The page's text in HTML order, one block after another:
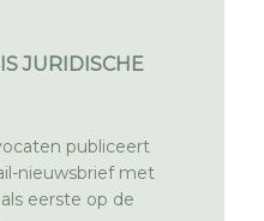
JURIDISCHE
publiceert
nieuwsbrief met
eerste op de